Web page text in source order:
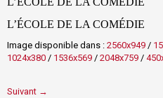
L’ÉCOLE DE LA COMÉDIE
Image disponible dans : 2560x949 /
1024x380 / 1536x569 / 2048x759 /
Suivant →